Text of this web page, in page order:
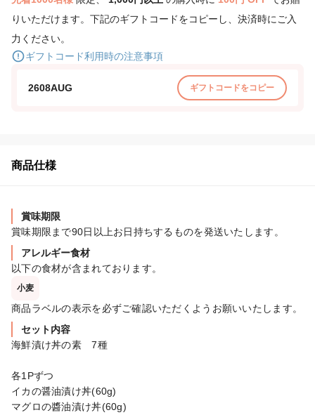
りいただけます。下記のギフトコードをコピーし、決済時にご入
力ください。
ギフトコード利用時の注意事項
2608AUG ギフトコードをコピー
商品仕様
賞味期限
賞味期限まで90日以上お日持ちするものを発送いたします。
アレルギー食材
以下の食材が含まれております。
小麦
商品ラベルの表示を必ずご確認いただくようお願いいたします。
セット内容
海鮮漬け丼の素　7種
各1Pずつ
イカの醤油漬け丼(60g)
マグロの醬油漬け丼(60g)